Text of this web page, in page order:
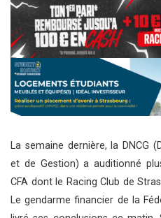
La semaine dernière, la DNCG
et de Gestion) a auditionné
CFA dont le Racing Club de
Le gendarme financier de la